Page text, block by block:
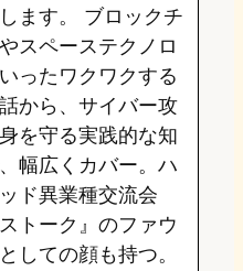
ます。 ブロックチ
スペーステクノロ
ったワクワクする
から、サイバー攻
を守る実践的な知
幅広くカバー。ハ
ド異業種交流会
ストーク』のファウ
しての顔も持つ。